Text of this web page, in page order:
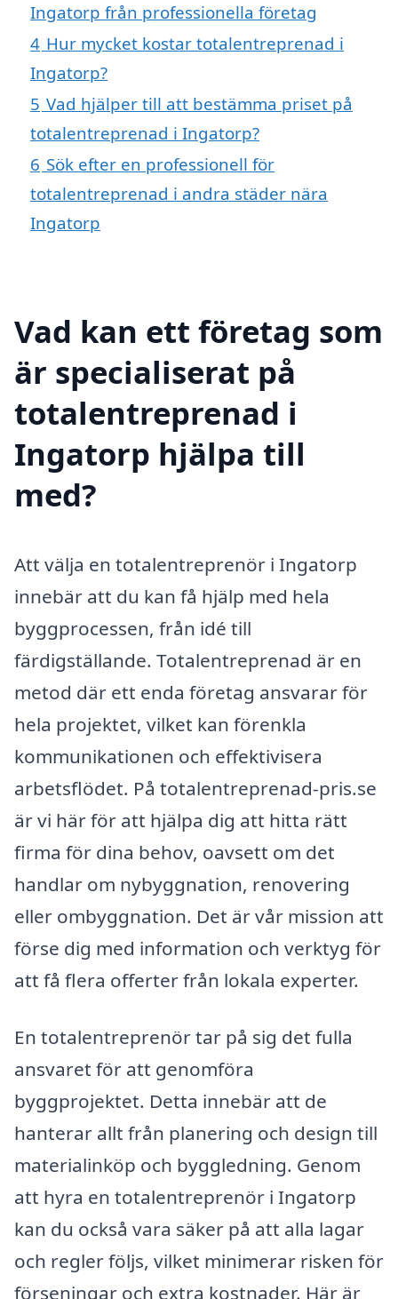
Ingatorp från professionella företag
4 Hur mycket kostar totalentreprenad i
Ingatorp?
5 Vad hjälper till att bestämma priset på
totalentreprenad i Ingatorp?
6 Sök efter en professionell för
totalentreprenad i andra städer nära
Ingatorp
Vad kan ett företag som
är specialiserat på
totalentreprenad i
Ingatorp hjälpa till
med?
Att välja en totalentreprenör i Ingatorp
innebär att du kan få hjälp med hela
byggprocessen, från idé till
färdigställande. Totalentreprenad är en
metod där ett enda företag ansvarar för
hela projektet, vilket kan förenkla
kommunikationen och effektivisera
arbetsflödet. På totalentreprenad-pris.se
är vi här för att hjälpa dig att hitta rätt
firma för dina behov, oavsett om det
handlar om nybyggnation, renovering
eller ombyggnation. Det är vår mission att
förse dig med information och verktyg för
att få flera offerter från lokala experter.
En totalentreprenör tar på sig det fulla
ansvaret för att genomföra
byggprojektet. Detta innebär att de
hanterar allt från planering och design till
materialinköp och byggledning. Genom
att hyra en totalentreprenör i Ingatorp
kan du också vara säker på att alla lagar
och regler följs, vilket minimerar risken för
förseningar och extra kostnader. Här är